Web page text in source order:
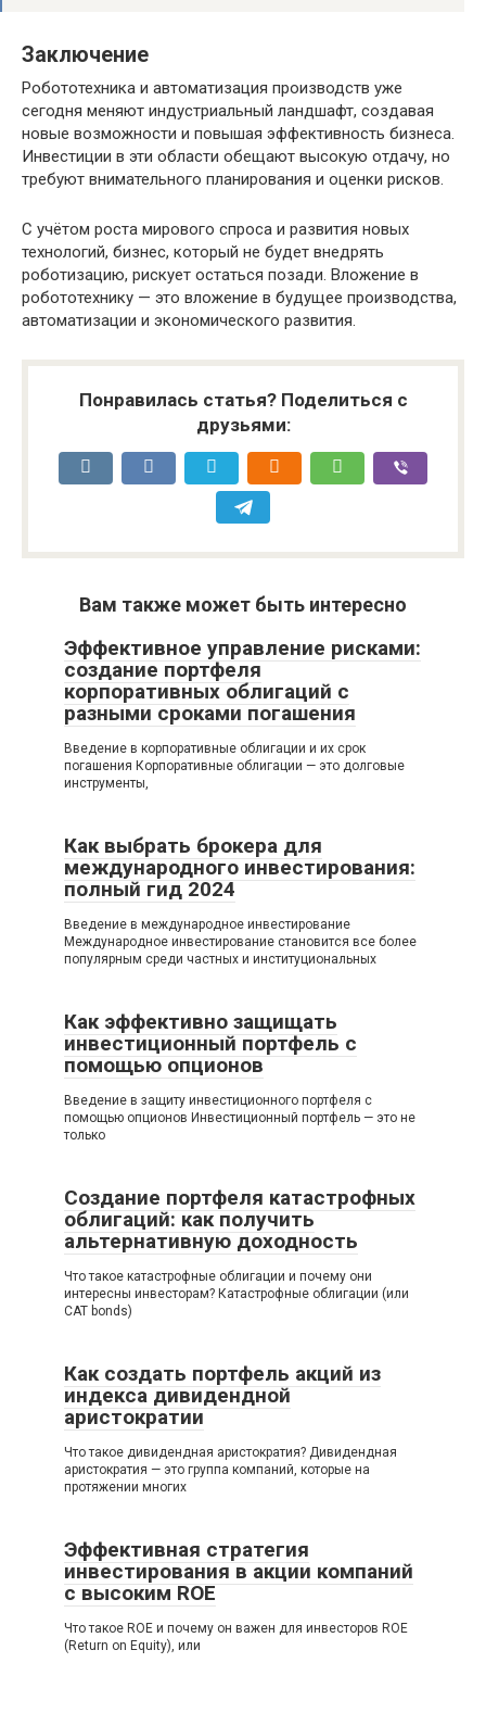
Заключение
Робототехника и автоматизация производств уже
сегодня меняют индустриальный ландшафт, создавая
новые возможности и повышая эффективность бизнеса.
Инвестиции в эти области обещают высокую отдачу, но
требуют внимательного планирования и оценки рисков.
С учётом роста мирового спроса и развития новых
технологий, бизнес, который не будет внедрять
роботизацию, рискует остаться позади. Вложение в
робототехнику — это вложение в будущее производства,
автоматизации и экономического развития.
Понравилась статья? Поделиться с
друзьями:
Вам также может быть интересно
Эффективное управление рисками:
создание портфеля
корпоративных облигаций с
разными сроками погашения
Введение в корпоративные облигации и их срок
погашения Корпоративные облигации — это долговые
инструменты,
Как выбрать брокера для
международного инвестирования:
полный гид 2024
Введение в международное инвестирование
Международное инвестирование становится все более
популярным среди частных и институциональных
Как эффективно защищать
инвестиционный портфель с
помощью опционов
Введение в защиту инвестиционного портфеля с
помощью опционов Инвестиционный портфель — это не
только
Создание портфеля катастрофных
облигаций: как получить
альтернативную доходность
Что такое катастрофные облигации и почему они
интересны инвесторам? Катастрофные облигации (или
CAT bonds)
Как создать портфель акций из
индекса дивидендной
аристократии
Что такое дивидендная аристократия? Дивидендная
аристократия — это группа компаний, которые на
протяжении многих
Эффективная стратегия
инвестирования в акции компаний
с высоким ROE
Что такое ROE и почему он важен для инвесторов ROE
(Return on Equity), или